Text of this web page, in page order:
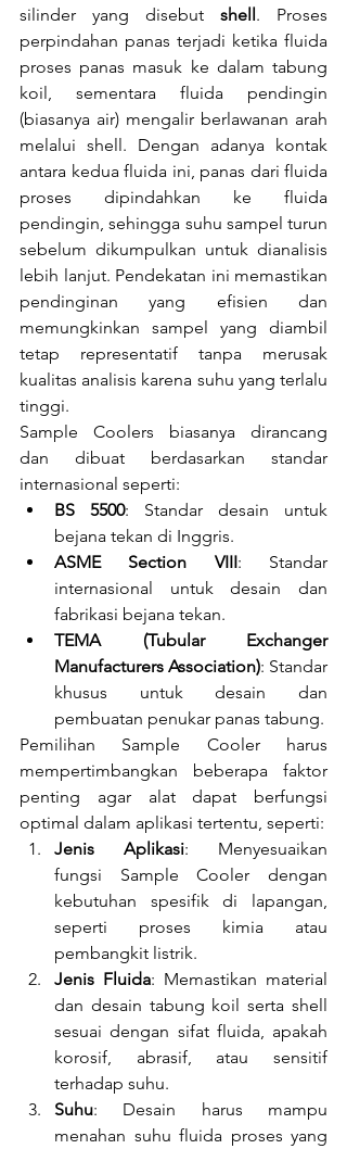
silinder yang disebut shell. Proses
perpindahan panas terjadi ketika fluida
proses panas masuk ke dalam tabung
koil, sementara fluida pendingin
(biasanya air) mengalir berlawanan arah
melalui shell. Dengan adanya kontak
antara kedua fluida ini, panas dari fluida
proses dipindahkan ke fluida
pendingin, sehingga suhu sampel turun
sebelum dikumpulkan untuk dianalisis
lebih lanjut. Pendekatan ini memastikan
pendinginan yang efisien dan
memungkinkan sampel yang diambil
tetap representatif tanpa merusak
kualitas analisis karena suhu yang terlalu
tinggi.
Sample Coolers biasanya dirancang
dan dibuat berdasarkan standar
internasional seperti:
BS 5500: Standar desain untuk
bejana tekan di Inggris.
ASME Section VIII: Standar
internasional untuk desain dan
fabrikasi bejana tekan.
TEMA (Tubular Exchanger
Manufacturers Association): Standar
khusus untuk desain dan
pembuatan penukar panas tabung.
Pemilihan Sample Cooler harus
mempertimbangkan beberapa faktor
penting agar alat dapat berfungsi
optimal dalam aplikasi tertentu, seperti:
Jenis Aplikasi: Menyesuaikan
fungsi Sample Cooler dengan
kebutuhan spesifik di lapangan,
seperti proses kimia atau
pembangkit listrik.
Jenis Fluida: Memastikan material
dan desain tabung koil serta shell
sesuai dengan sifat fluida, apakah
korosif, abrasif, atau sensitif
terhadap suhu.
Suhu: Desain harus mampu
menahan suhu fluida proses yang